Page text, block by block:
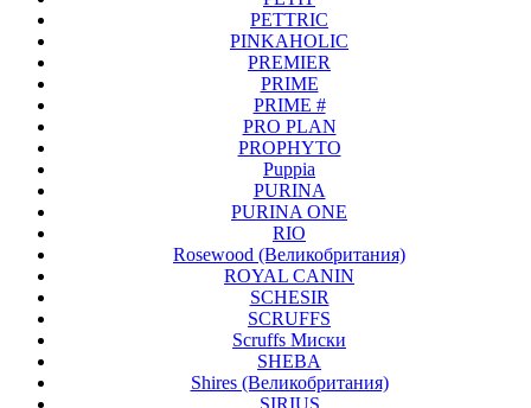
PETTRIC
PINKAHOLIC
PREMIER
PRIME
PRIME #
PRO PLAN
PROPHYTO
Puppia
PURINA
PURINA ONE
RIO
Rosewood (Великобритания)
ROYAL CANIN
SCHESIR
SCRUFFS
Scruffs Миски
SHEBA
Shires (Великобритания)
SIRIUS